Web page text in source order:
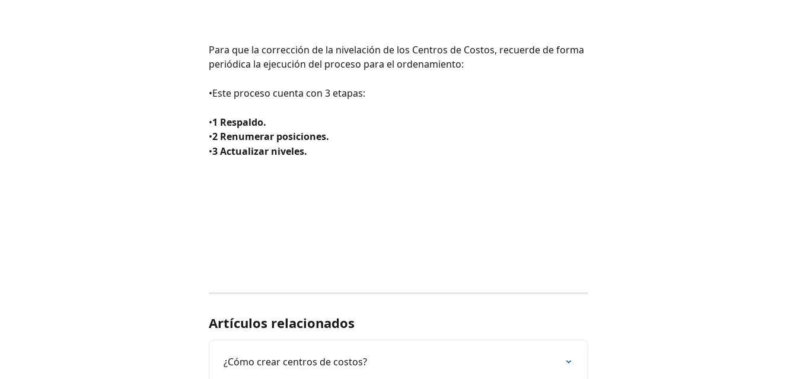
Para que la corrección de la nivelación de los Centros de Costos, recuerde de forma
periódica la ejecución del proceso para el ordenamiento:
•Este proceso cuenta con 3 etapas:
•1 Respaldo.
•2 Renumerar posiciones.
•3 Actualizar niveles.
Artículos relacionados
¿Cómo crear centros de costos?